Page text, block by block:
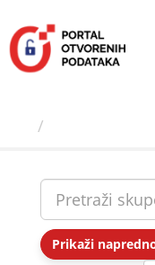
sadržaj
Prikaži